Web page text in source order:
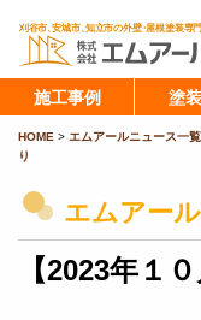
施工事例 塗
HOME > エムアールニュース一覧
り
エムアー
【2023年１